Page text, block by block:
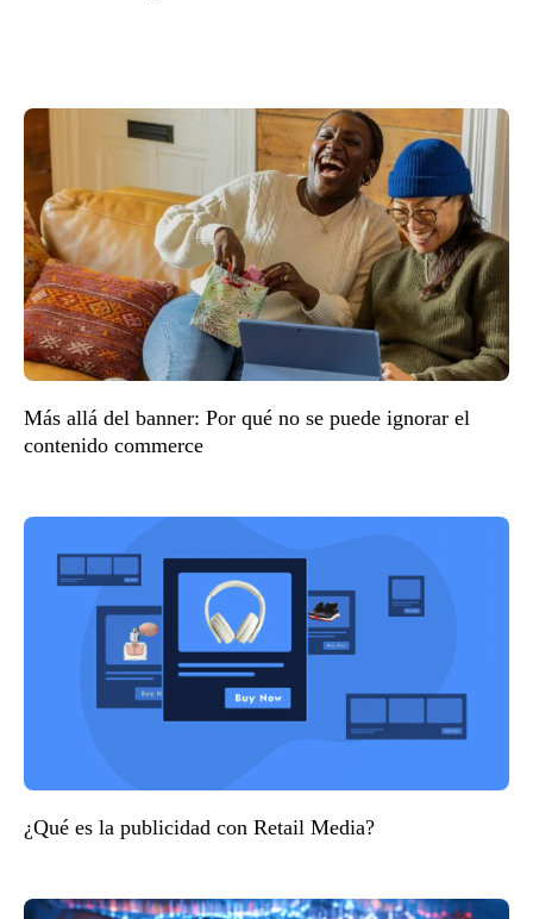
Más allá del banner: Por qué no se puede ignorar el
contenido commerce
¿Qué es la publicidad con Retail Media?